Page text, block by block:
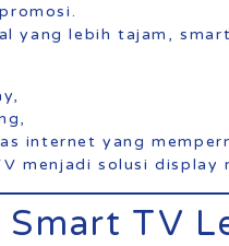
yang lebih tajam,
internet yang
menjadi solusi
Smart TV